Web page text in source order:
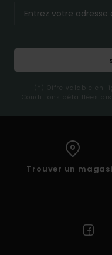
(*) Offre valable en
Conditions détaillées
Trouver un